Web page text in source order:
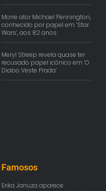
Morre ator Michael Pennington,
conhecido por papel em ‘Star
Wars’, aos 82 anos
Meryl Streep revela quase ter
recusado papel icônico em ‘O
Diabo Veste Prada’
Famosos
Erika Januza aparece